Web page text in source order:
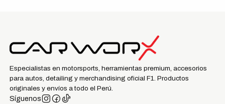
Especialistas en motorsports, herramientas premium, accesorios
para autos, detailing y merchandising oficial F1. Productos
originales y envíos a todo el Perú.
Síguenos